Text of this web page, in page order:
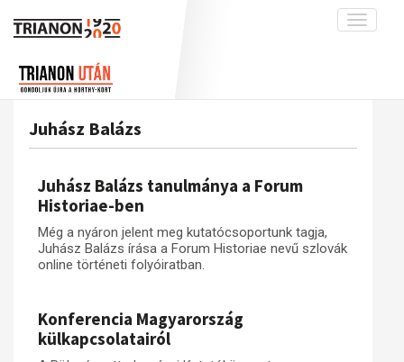
Toggle
A békerendszer megszilárdulása
Adatbázis
Emlékművek (feltöltés alatt)
Visszhang
Kapcsolat
Trianon-kommentár
Juhász Balázs
Juhász Balázs tanulmánya a Forum
Historiae-ben
Még a nyáron jelent meg kutatócsoportunk tagja,
Juhász Balázs írása a Forum Historiae nevű szlovák
online történeti folyóiratban.
Konferencia Magyarország
külkapcsolatairól